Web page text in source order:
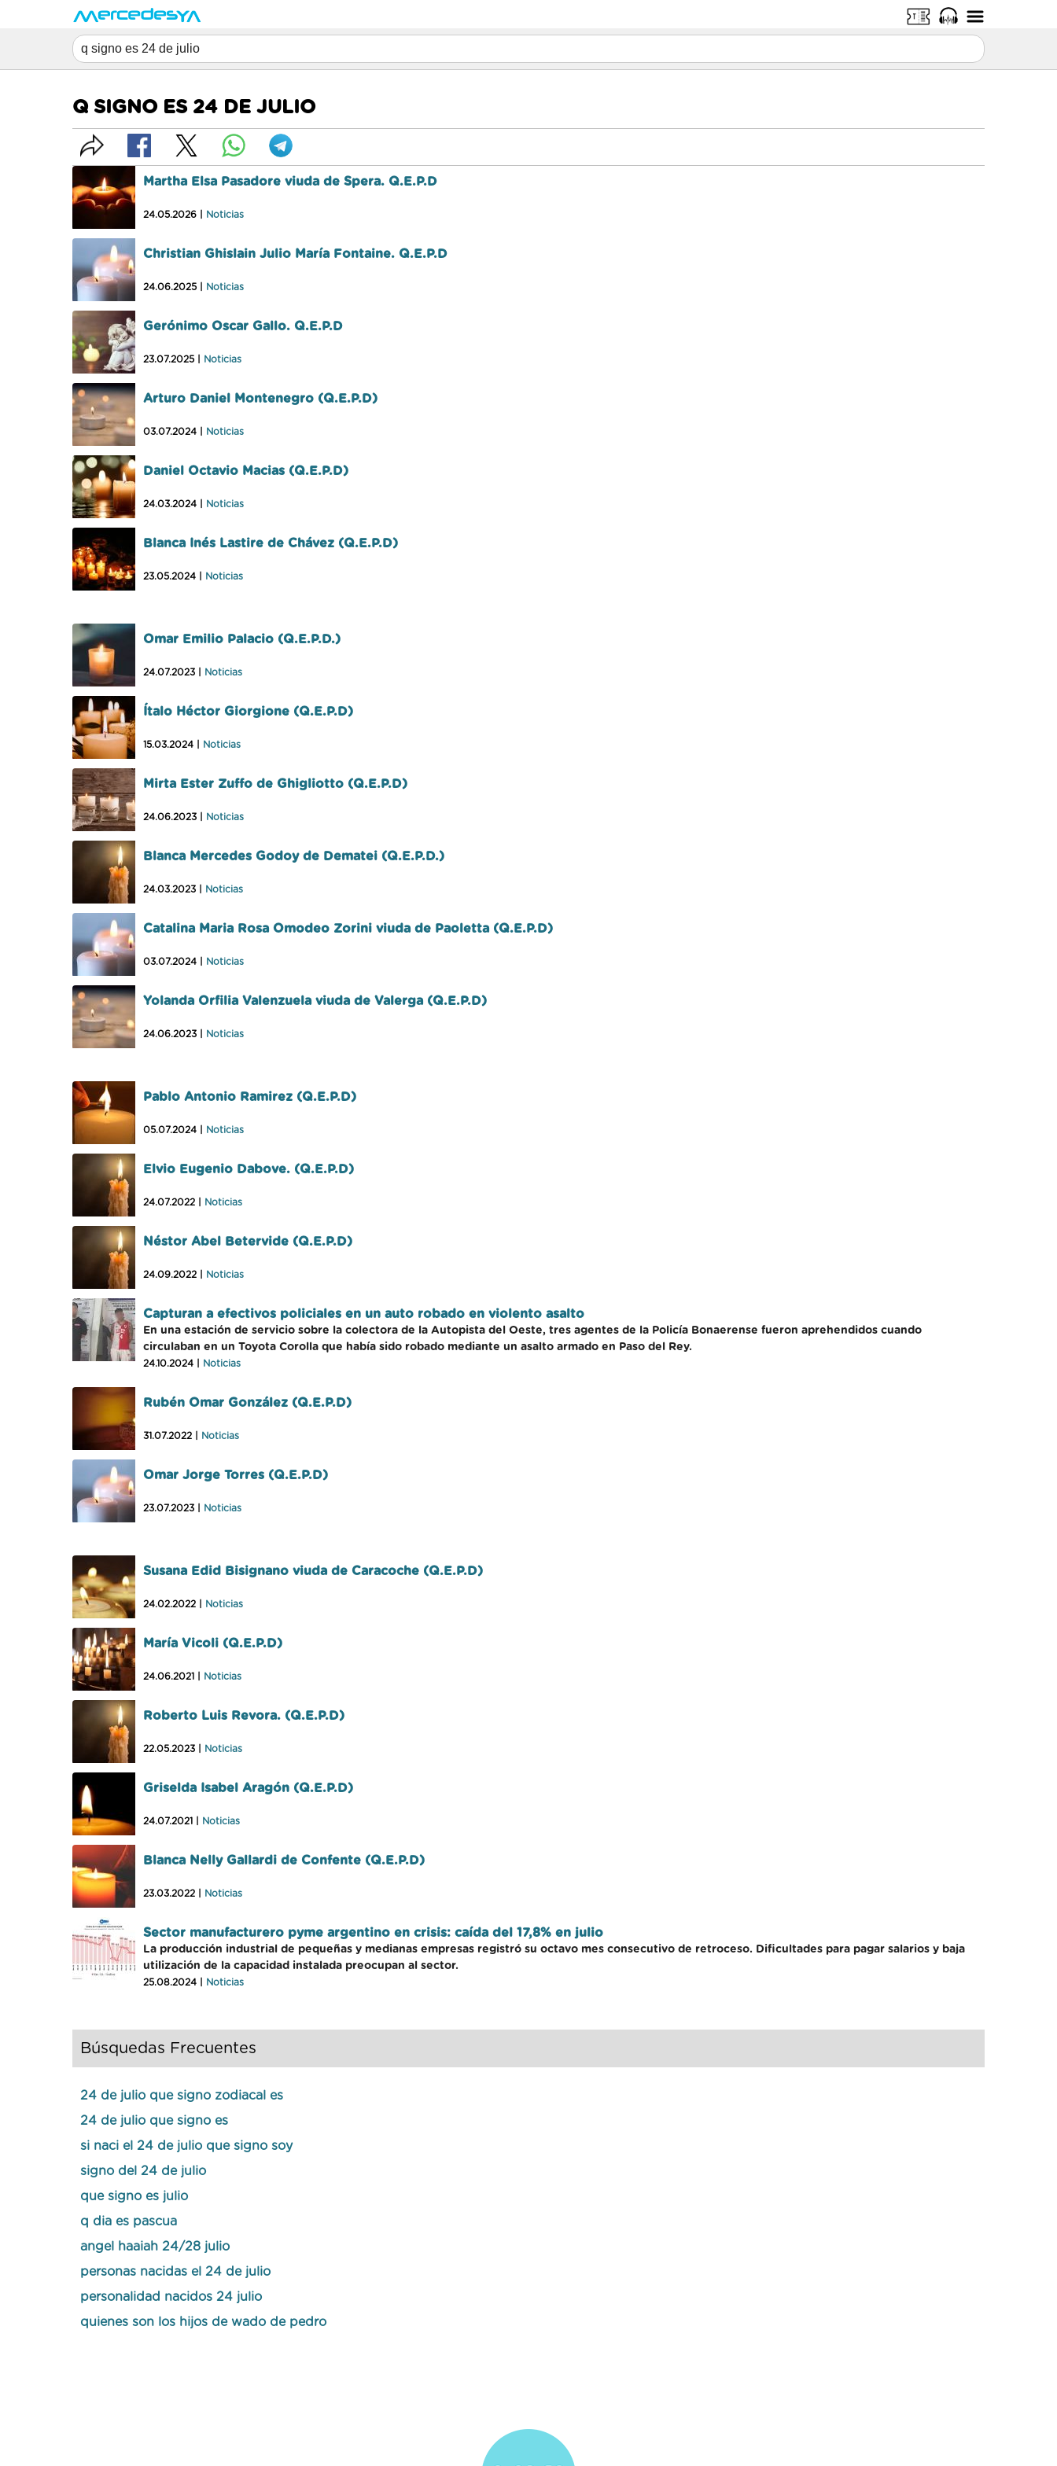
Q SIGNO ES 24 DE JULIO
Martha Elsa Pasadore viuda de Spera. Q.E.P.D
24.05.2026 | Noticias
Christian Ghislain Julio María Fontaine. Q.E.P.D
24.06.2025 | Noticias
Gerónimo Oscar Gallo. Q.E.P.D
23.07.2025 | Noticias
Arturo Daniel Montenegro (Q.E.P.D)
03.07.2024 | Noticias
Daniel Octavio Macias (Q.E.P.D)
24.03.2024 | Noticias
Blanca Inés Lastire de Chávez (Q.E.P.D)
23.05.2024 | Noticias
Omar Emilio Palacio (Q.E.P.D.)
24.07.2023 | Noticias
Ítalo Héctor Giorgione (Q.E.P.D)
15.03.2024 | Noticias
Mirta Ester Zuffo de Ghigliotto (Q.E.P.D)
24.06.2023 | Noticias
Blanca Mercedes Godoy de Dematei (Q.E.P.D.)
24.03.2023 | Noticias
Catalina Maria Rosa Omodeo Zorini viuda de Paoletta (Q.E.P.D)
03.07.2024 | Noticias
Yolanda Orfilia Valenzuela viuda de Valerga (Q.E.P.D)
24.06.2023 | Noticias
Pablo Antonio Ramirez (Q.E.P.D)
05.07.2024 | Noticias
Elvio Eugenio Dabove. (Q.E.P.D)
24.07.2022 | Noticias
Néstor Abel Betervide (Q.E.P.D)
24.09.2022 | Noticias
Capturan a efectivos policiales en un auto robado en violento asalto
En una estación de servicio sobre la colectora de la Autopista del Oeste, tres agentes de la Policía Bonaerense fueron aprehendidos cuando
circulaban en un Toyota Corolla que había sido robado mediante un asalto armado en Paso del Rey.
24.10.2024 | Noticias
Rubén Omar González (Q.E.P.D)
31.07.2022 | Noticias
Omar Jorge Torres (Q.E.P.D)
23.07.2023 | Noticias
Susana Edid Bisignano viuda de Caracoche (Q.E.P.D)
24.02.2022 | Noticias
María Vicoli (Q.E.P.D)
24.06.2021 | Noticias
Roberto Luis Revora. (Q.E.P.D)
22.05.2023 | Noticias
Griselda Isabel Aragón (Q.E.P.D)
24.07.2021 | Noticias
Blanca Nelly Gallardi de Confente (Q.E.P.D)
23.03.2022 | Noticias
Sector manufacturero pyme argentino en crisis: caída del 17,8% en julio
La producción industrial de pequeñas y medianas empresas registró su octavo mes consecutivo de retroceso. Dificultades para pagar salarios y baja
utilización de la capacidad instalada preocupan al sector.
25.08.2024 | Noticias
Búsquedas Frecuentes
24 de julio que signo zodiacal es
24 de julio que signo es
si naci el 24 de julio que signo soy
signo del 24 de julio
que signo es julio
q dia es pascua
angel haaiah 24/28 julio
personas nacidas el 24 de julio
personalidad nacidos 24 julio
quienes son los hijos de wado de pedro